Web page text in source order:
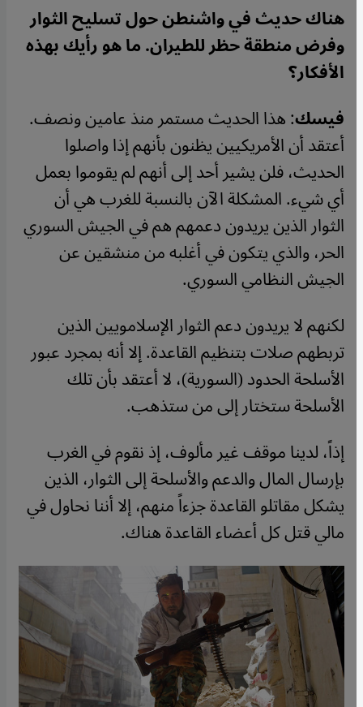
هناك حديث في واشنطن حول تسليح الثوار
وفرض منطقة حظر للطيران. ما هو رأيك بهذه
الأفكار؟
فيسك: هذا الحديث مستمر منذ عامين ونصف.
أعتقد أن الأمريكيين يظنون بأنهم إذا واصلوا
الحديث، فلن يشير أحد إلى أنهم لم يقوموا بعمل
أي شيء. المشكلة الآن بالنسبة للغرب هي أن
الثوار الذين يريدون دعمهم هم في الجيش السوري
الحر، والذي يتكون في أغلبه من منشقين عن
الجيش النظامي السوري.
لكنهم لا يريدون دعم الثوار الإسلامويين الذين
تربطهم صلات بتنظيم القاعدة. إلا أنه بمجرد عبور
الأسلحة الحدود (السورية)، لا أعتقد بأن تلك
الأسلحة ستختار إلى من ستذهب.
إذاً، لدينا موقف غير مألوف، إذ نقوم في الغرب
بإرسال المال والدعم والأسلحة إلى الثوار، الذين
يشكل مقاتلو القاعدة جزءاً منهم، إلا أننا نحاول في
مالي قتل كل أعضاء القاعدة هناك.